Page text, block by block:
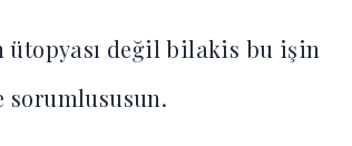
ütopyası değil bilakis bu işin
sorumlususun.